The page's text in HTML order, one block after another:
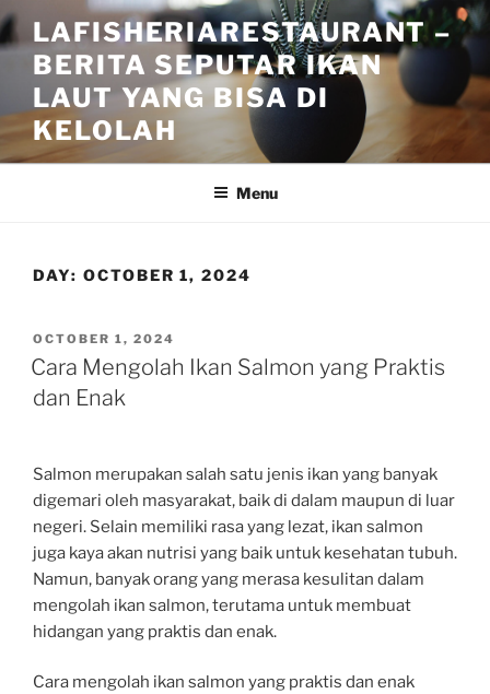
Skip
to
content
LAFISHERIARESTAURANT –
BERITA SEPUTAR IKAN
LAUT YANG BISA DI
KELOLAH
Menu
DAY: OCTOBER 1, 2024
POSTED
ON
OCTOBER 1, 2024
Cara Mengolah Ikan Salmon yang Praktis
dan Enak
Salmon merupakan salah satu jenis ikan yang banyak
digemari oleh masyarakat, baik di dalam maupun di luar
negeri. Selain memiliki rasa yang lezat, ikan salmon
juga kaya akan nutrisi yang baik untuk kesehatan tubuh.
Namun, banyak orang yang merasa kesulitan dalam
mengolah ikan salmon, terutama untuk membuat
hidangan yang praktis dan enak.
Cara mengolah ikan salmon yang praktis dan enak